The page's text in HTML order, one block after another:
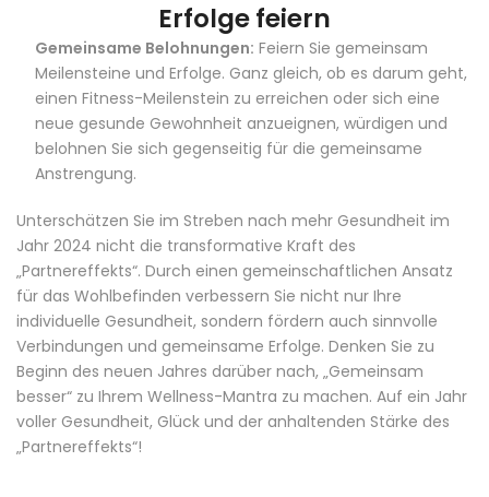
Erfolge feiern
Gemeinsame Belohnungen: Feiern Sie gemeinsam
Meilensteine ​​und Erfolge. Ganz gleich, ob es darum geht,
einen Fitness-Meilenstein zu erreichen oder sich eine
neue gesunde Gewohnheit anzueignen, würdigen und
belohnen Sie sich gegenseitig für die gemeinsame
Anstrengung.
Unterschätzen Sie im Streben nach mehr Gesundheit im
Jahr 2024 nicht die transformative Kraft des
„Partnereffekts“. Durch einen gemeinschaftlichen Ansatz
für das Wohlbefinden verbessern Sie nicht nur Ihre
individuelle Gesundheit, sondern fördern auch sinnvolle
Verbindungen und gemeinsame Erfolge. Denken Sie zu
Beginn des neuen Jahres darüber nach, „Gemeinsam
besser“ zu Ihrem Wellness-Mantra zu machen. Auf ein Jahr
voller Gesundheit, Glück und der anhaltenden Stärke des
„Partnereffekts“!